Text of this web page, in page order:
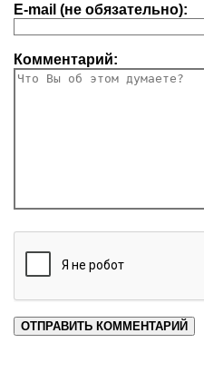
E-mail (не обязательно):
Комментарий: